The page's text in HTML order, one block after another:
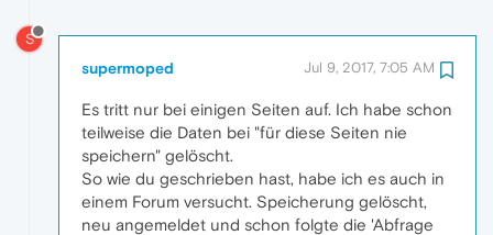
S
supermoped Jul 9, 2017, 7:05 AM
Es tritt nur bei einigen Seiten auf. Ich habe schon
teilweise die Daten bei "für diese Seiten nie
speichern" gelöscht.
So wie du geschrieben hast, habe ich es auch in
einem Forum versucht. Speicherung gelöscht,
neu angemeldet und schon folgte die 'Abfrage